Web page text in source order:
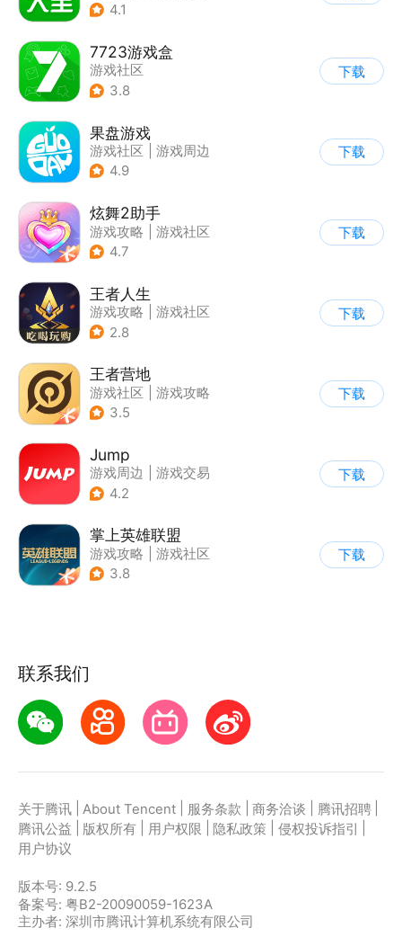
4.1
7723游戏盒
游戏社区
3.8
下载
果盘游戏
游戏社区
游戏周边
4.9
下载
炫舞2助手
游戏攻略
游戏社区
4.7
下载
王者人生
游戏攻略
游戏社区
2.8
下载
王者营地
游戏社区
游戏攻略
3.5
下载
Jump
游戏周边
游戏交易
| 游戏社区
4.2
下载
掌上英雄联盟
游戏攻略
游戏社区
3.8
下载
联系我们
关于腾讯 About Tencent 服务条款 商务洽谈 腾讯招聘
腾讯公益
版权所有 用户权限 隐私政策 侵权投诉指引
用户协议
版本号: 9.2.5
备案号: 粤B2-20090059-1623A
主办者: 深圳市腾讯计算机系统有限公司